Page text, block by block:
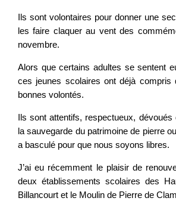
Ils sont volontaires pour donner une
les faire claquer au vent des
novembre.
Alors que certains adultes se sentent
ces jeunes scolaires ont déjà
bonnes volontés.
Ils sont attentifs, respectueux,
la sauvegarde du patrimoine de pierre
a basculé pour que nous soyons libres.
J’ai eu récemment le plaisir de
deux établissements scolaires des
Billancourt et le Moulin de Pierre de